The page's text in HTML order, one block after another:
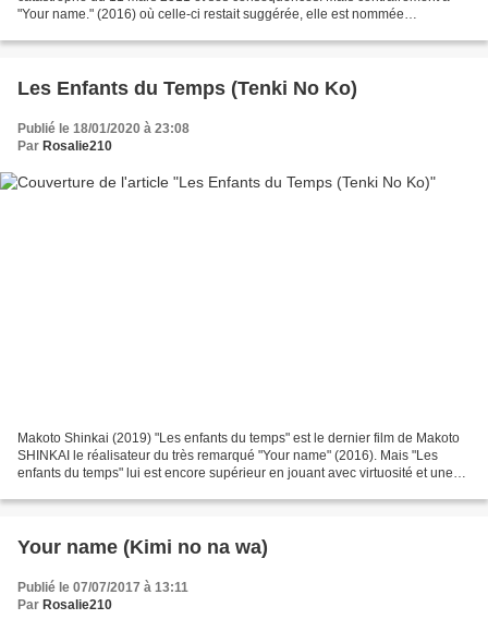
"Your name." (2016) où celle-ci restait suggérée, elle est nommée
Les Enfants du Temps (Tenki No Ko)
Publié le 18/01/2020 à 23:08
Par Rosalie210
Makoto Shinkai (2019) "Les enfants du temps" est le dernier film de Makoto
SHINKAI le réalisateur du très remarqué "Your name" (2016). Mais "Les
enfants du temps" lui est encore supérieur en jouant avec virtuosité et une
Your name (Kimi no na wa)
Publié le 07/07/2017 à 13:11
Par Rosalie210